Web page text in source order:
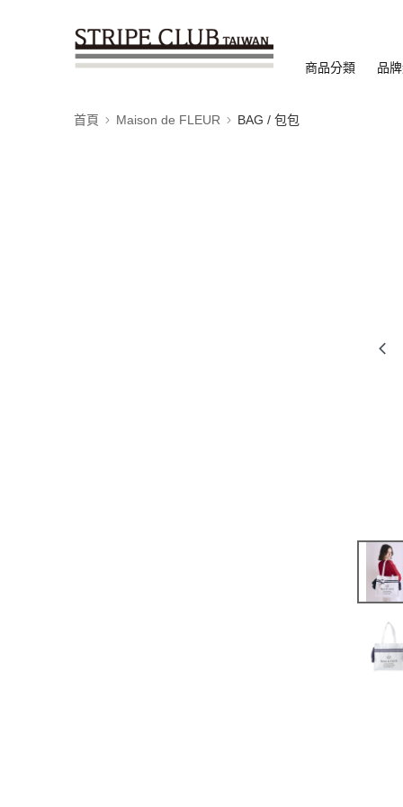
商品分類 品
首頁 Maison de FLEUR BAG / 包包